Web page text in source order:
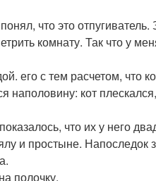
что это
комнату. Так что у
его с тем расчетом, что
наполовину: кот
что их у него
и простыне. Напоследок
полочку.